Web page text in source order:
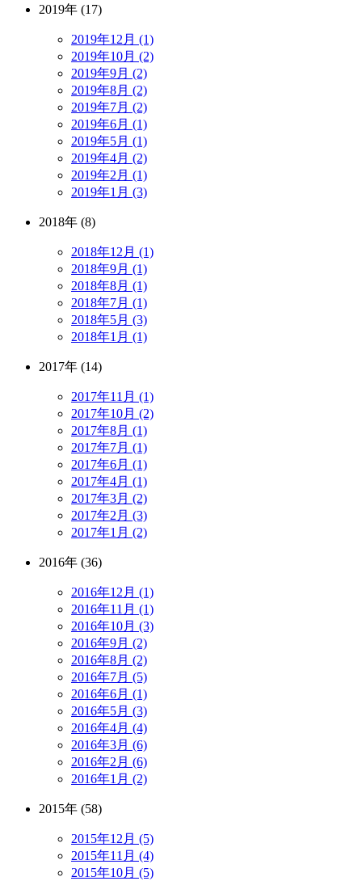
2019年 (17)
2019年12月 (1)
2019年10月 (2)
2019年9月 (2)
2019年8月 (2)
2019年7月 (2)
2019年6月 (1)
2019年5月 (1)
2019年4月 (2)
2019年2月 (1)
2019年1月 (3)
2018年 (8)
2018年12月 (1)
2018年9月 (1)
2018年8月 (1)
2018年7月 (1)
2018年5月 (3)
2018年1月 (1)
2017年 (14)
2017年11月 (1)
2017年10月 (2)
2017年8月 (1)
2017年7月 (1)
2017年6月 (1)
2017年4月 (1)
2017年3月 (2)
2017年2月 (3)
2017年1月 (2)
2016年 (36)
2016年12月 (1)
2016年11月 (1)
2016年10月 (3)
2016年9月 (2)
2016年8月 (2)
2016年7月 (5)
2016年6月 (1)
2016年5月 (3)
2016年4月 (4)
2016年3月 (6)
2016年2月 (6)
2016年1月 (2)
2015年 (58)
2015年12月 (5)
2015年11月 (4)
2015年10月 (5)